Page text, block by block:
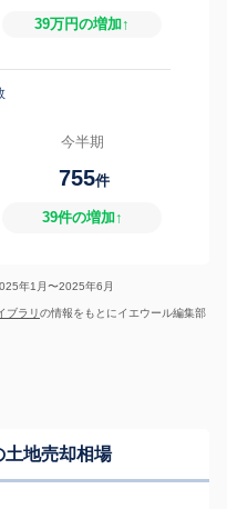
39万円の増加↑
今半期
755件
39件の増加↑
年1月〜2025年6月
ブラリの情報をもとにイエウール編集部
土地売却相場